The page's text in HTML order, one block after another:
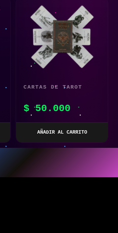
CARTAS DE TAROT
INGLESA
$ 50.000
AÑADIR AL CARRITO